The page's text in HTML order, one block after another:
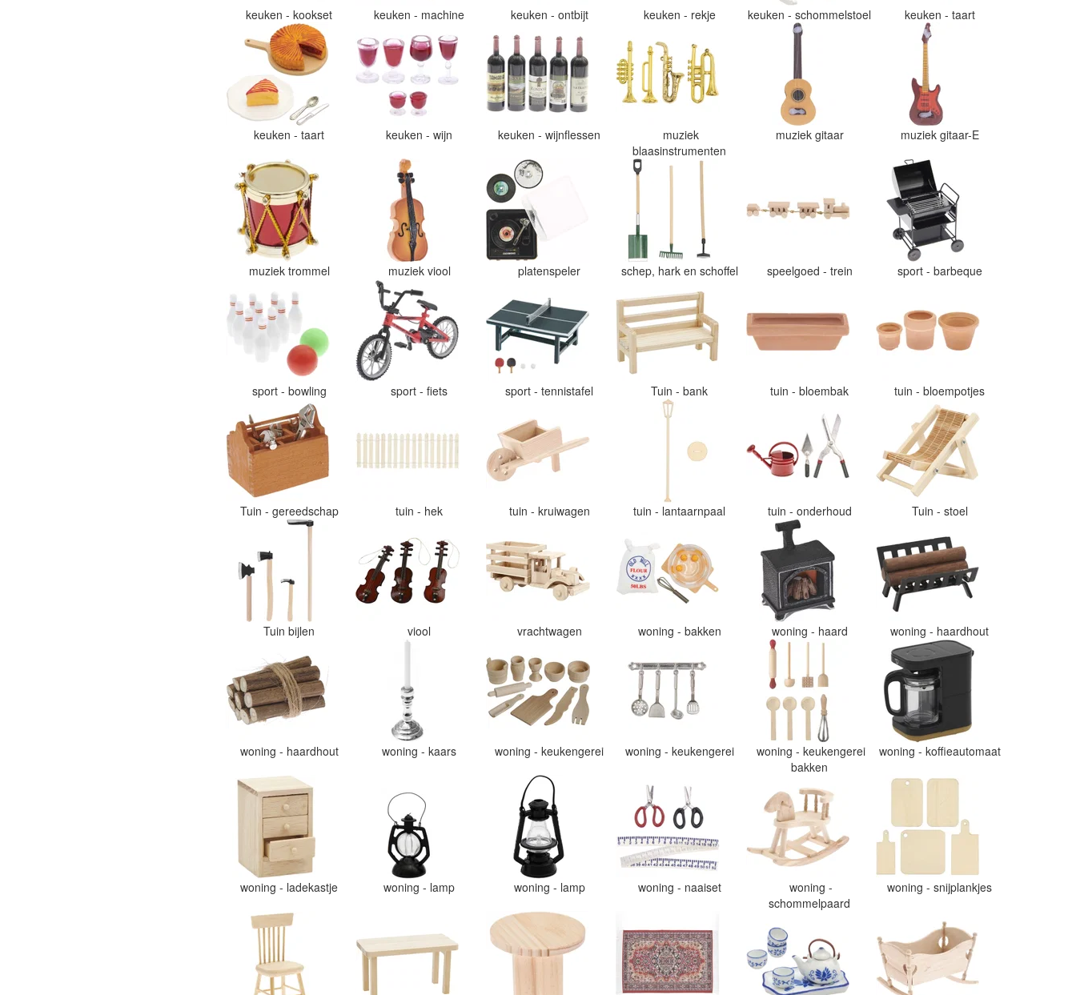
keuken - kookset keuken - machine keuken - ontbijt keuken - rekje keuken - schommelstoel keuken - taart
keuken - taart keuken - wijn keuken - wijnflessen
muziek
blaasinstrumenten
muziek gitaar muziek gitaar-E
muziek trommel muziek viool platenspeler schep, hark en schoffel speelgoed - trein sport - barbeque
sport - bowling sport - fiets sport - tennistafel Tuin - bank tuin - bloembak tuin - bloempotjes
Tuin - gereedschap tuin - hek tuin - kruiwagen tuin - lantaarnpaal tuin - onderhoud Tuin - stoel
Tuin bijlen viool vrachtwagen woning - bakken woning - haard woning - haardhout
woning - haardhout woning - kaars woning - keukengerei woning - keukengerei
woning - keukengerei
bakken
woning - koffieautomaat
woning - ladekastje woning - lamp woning - lamp woning - naaiset
woning -
schommelpaard
woning - snijplankjes